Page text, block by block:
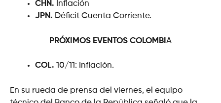
CHN. Inflación
JPN. Déficit Cuenta Corriente.
PRÓXIMOS EVENTOS COLOMBI A
COL. 10/11: Inflación.
En su rueda de prensa del viernes, el equipo